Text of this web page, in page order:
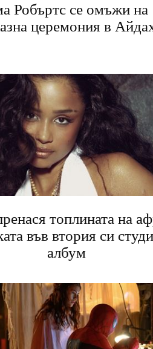
Робъртс се омъжи на
церемония в
топлината на
във втория си
албум